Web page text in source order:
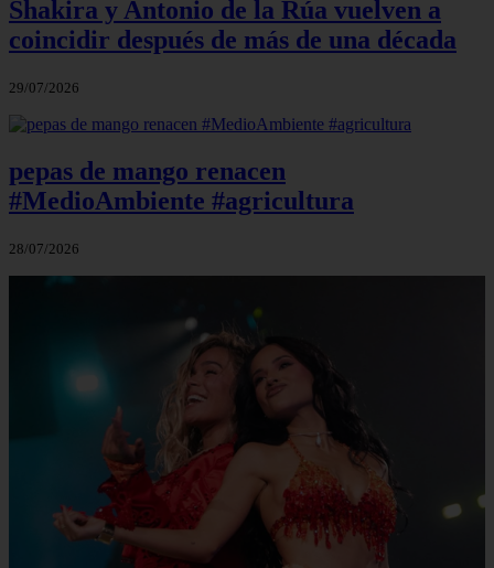
Shakira y Antonio de la Rúa vuelven a
coincidir después de más de una década
29/07/2026
pepas de mango renacen
#MedioAmbiente #agricultura
28/07/2026